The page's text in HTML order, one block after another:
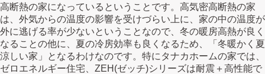
高断熱の家になっているということです。高気密高断熱の家
は、外気からの温度の影響を受けづらい上に、家の中の温度が
外に逃げる率が少ないということなので、冬の暖房高熱が良く
なることの他に、夏の冷房効率も良くなるため、「冬暖かく夏
涼しい家」となるわけなのです。特にタナカホームの家では、
ゼロエネルギー住宅、ZEH(ゼッチ)シリーズは耐震＋高性能で